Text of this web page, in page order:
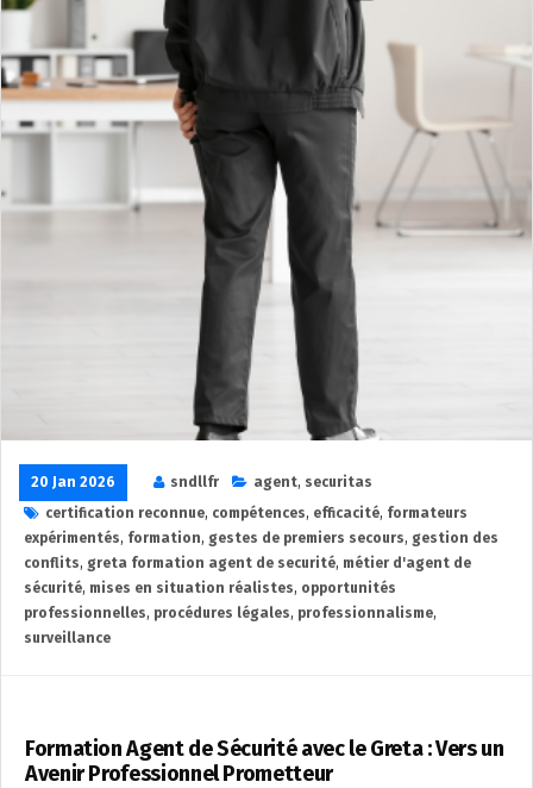
20 Jan 2026 sndllfr agent, securitas
certification reconnue, compétences, efficacité, formateurs
expérimentés, formation, gestes de premiers secours, gestion des
conflits, greta formation agent de securité, métier d'agent de
sécurité, mises en situation réalistes, opportunités
professionnelles, procédures légales, professionnalisme,
surveillance
Formation Agent de Sécurité avec le Greta : Vers un
Avenir Professionnel Prometteur